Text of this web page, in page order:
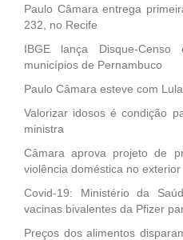
Paulo Câmara entrega
232, no Recife
IBGE lança Disque-
municípios de Pernambuco
Paulo Câmara esteve com
Valorizar idosos é condição
ministra
Câmara aprova projeto de
violência doméstica no exterior
Covid-19: Ministério da
vacinas bivalentes da Pfizer
Preços dos alimentos